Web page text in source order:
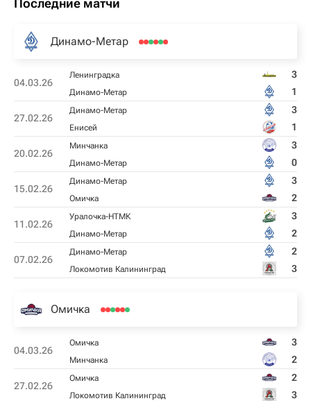
Последние матчи
Динамо-Метар
04.03.26
Ленинградка 3
Динамо-Метар 1
27.02.26
Динамо-Метар 3
Енисей 1
20.02.26
Минчанка 3
Динамо-Метар 0
15.02.26
Динамо-Метар 3
Омичка 2
11.02.26
Уралочка-НТМК 3
Динамо-Метар 2
07.02.26
Динамо-Метар 2
Локомотив Калининград 3
Омичка
04.03.26
Омичка 3
Минчанка 2
27.02.26
Омичка 2
Локомотив Калининград 3